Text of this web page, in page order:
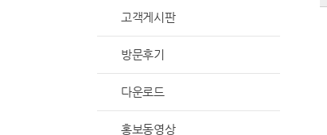
고객게시판
방문후기
다운로드
홍보동영상